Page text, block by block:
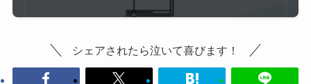
シェアされたら泣いて喜びます！